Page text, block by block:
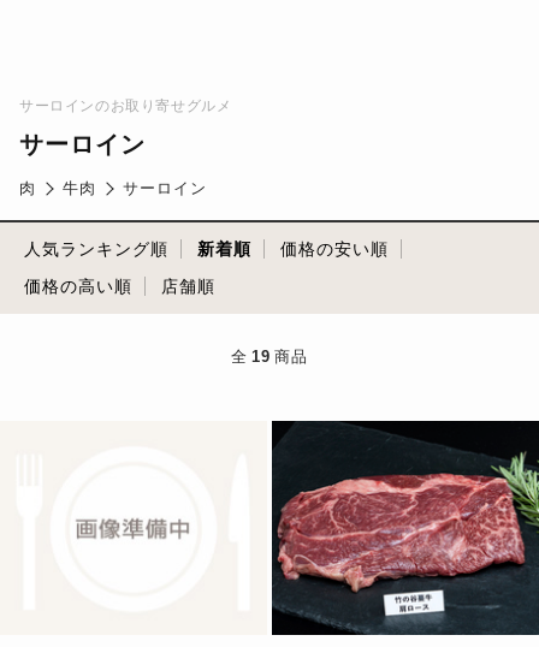
サーロインのお取り寄せグルメ
サーロイン
肉 牛肉 サーロイン
人気ランキング順 新着順
価格の安い順
価格の高い順
店舗順
全 19 商品